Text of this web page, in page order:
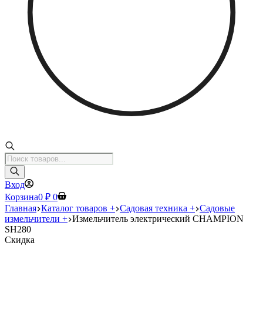
Поиск
товаров
Вход
Корзина0 ₽ 0
Главная Каталог товаров + Садовая техника + Садовые
измельчители + Измельчитель электрический CHAMPION
SH280
Скидка